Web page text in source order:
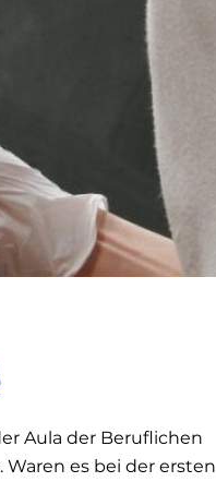
Aula der Beruflichen
es bei der ersten